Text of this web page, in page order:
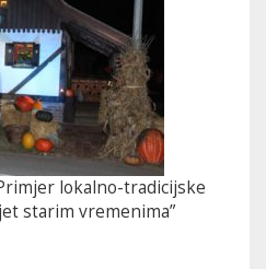
tradicijske
starim vremenima”